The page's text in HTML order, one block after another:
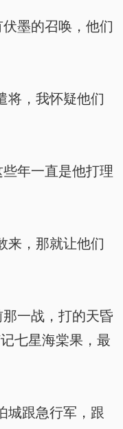
墨的召唤，他们
将，我怀疑他们
年一直是他打理
来，那就让他们
一战，打的天昏
七星海棠果，最
城跟急行军，跟